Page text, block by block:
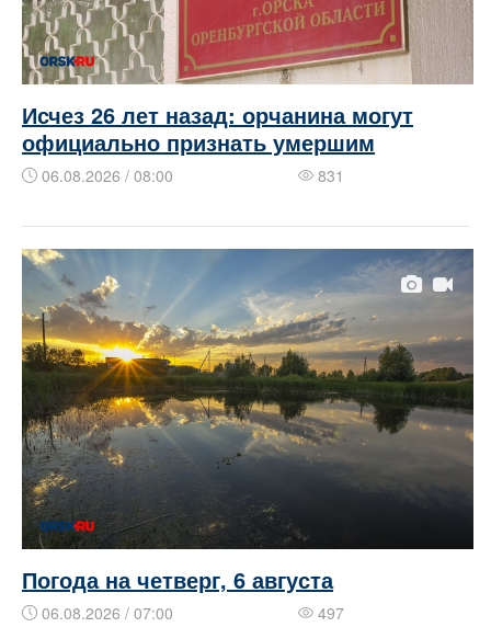
Исчез 26 лет назад: орчанина могут
официально признать умершим
06.08.2026 / 08:00 831
Погода на четверг, 6 августа
06.08.2026 / 07:00 497